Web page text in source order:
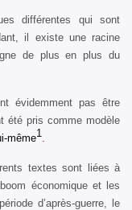
différentes qui sont
il existe une racine
de plus en plus du
évidemment pas être
été pris comme modèle
même1.
textes sont liées à
économique et les
d’après-guerre, le